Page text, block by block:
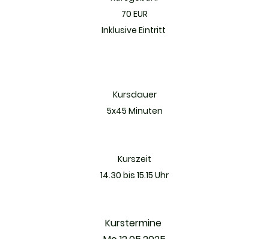
70 EUR
Inklusive Eintritt
Kursdauer
5x45 Minuten
Kurszeit
14.30 bis 15.15 Uhr
Kurstermine